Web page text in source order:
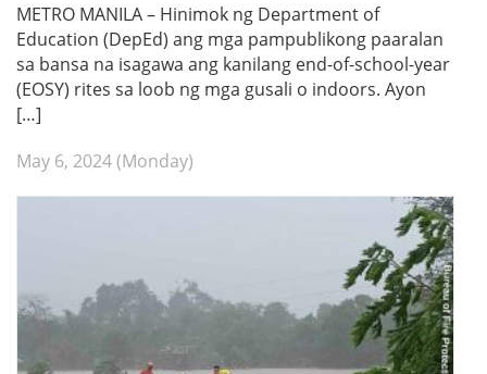
METRO MANILA – Hinimok ng Department of
Education (DepEd) ang mga pampublikong paaralan
sa bansa na isagawa ang kanilang end-of-school-year
(EOSY) rites sa loob ng mga gusali o indoors. Ayon
[…]
May 6, 2024 (Monday)